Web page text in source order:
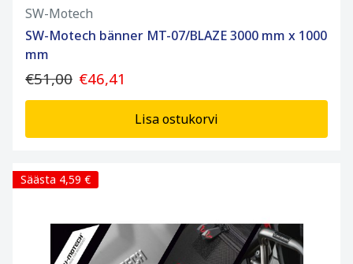
SW-Motech
SW-Motech bänner MT-07/BLAZE 3000 mm x 1000
mm
€51,00 €46,41
Lisa ostukorvi
Säästa 4,59 €